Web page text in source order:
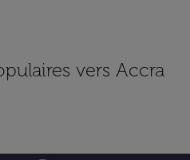
vers Accra